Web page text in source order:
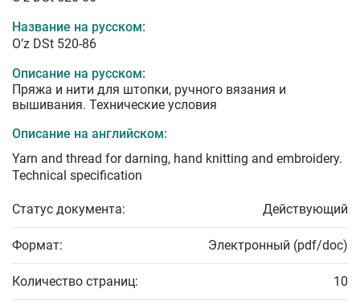
Название на русском:
O’z DSt 520-86
Описание на русском:
Пряжа и нити для штопки, ручного вязания и
вышивания. Технические условия
Описание на английском:
Yarn and thread for darning, hand knitting and embroidery.
Technical specification
Статус документа: Действующий
Формат: Электронный (pdf/doc)
Количество страниц: 10